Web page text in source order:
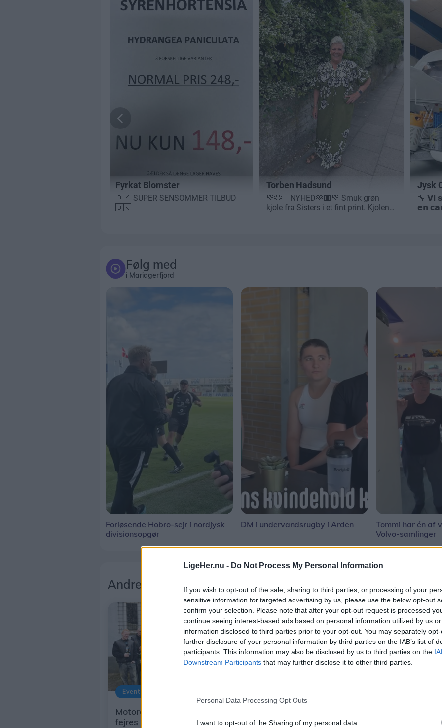
LigeHer.nu - Do Not Process My Personal Information
If you wish to opt-out of the sale, sharing to third parties, or processing of your
sensitive information for targeted advertising by us, please use the below opt-out
confirm your selection. Please note that after your opt-out request is processed
continue seeing interest-based ads based on personal information utilized by us
information disclosed to third parties prior to your opt-out. You may separately
further disclosure of your personal information by third parties on the IAB’s list of
participants. This information may also be disclosed by us to third parties on the
Downstream Participants that may further disclose it to other third parties.
Personal Data Processing Opt Outs
I want to opt-out of the Sharing of my personal data.
Følg med
i Mariagerfjord
Forløsende Hobro-sejr i nordjysk
divisionsopgør
DM i undervandsrugby i Arden
Tommi har én af
Volvo-samlinger
Andre læser også
Events
Motorcykelklub fylder rundt – det skal
fejres
Turistfart trækker stikket